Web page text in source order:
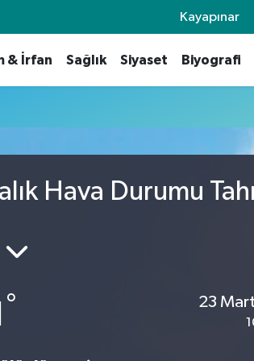
Kayapınar
& İrfan Sağlık Siyaset Biyografi
Hava Durumu
° 23